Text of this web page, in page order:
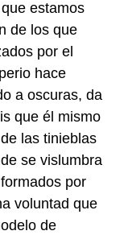
estamos
de los que
por el
hace
a oscuras, da
que él mismo
las tinieblas
se vislumbra
por
voluntad que
de